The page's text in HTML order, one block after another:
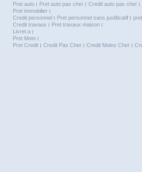
Pret auto Pret auto pas cher
Credit auto pas cher
Pret immobilier
Credit personnel Pret personnel sans justificatif
Credit travaux
Pret travaux maison
Livret a
Pret Moto
Pret Credit Credit Pas Cher Credit Moins Cher